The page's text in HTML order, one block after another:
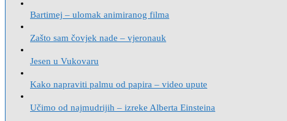
Bartimej – ulomak animiranog filma
Zašto sam čovjek nade – vjeronauk
Jesen u Vukovaru
Kako napraviti palmu od papira – video upute
Učimo od najmudrijih – izreke Alberta Einsteina